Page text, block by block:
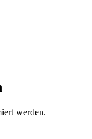
werden.